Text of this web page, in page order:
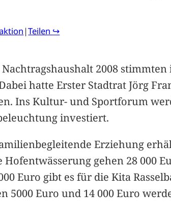
|Teilen ↪
2008
hatte Erster Stadtrat Jörg
Ins Kultur- und Sportforum
investiert.
Erziehung
gehen 28 000
Euro gibt es für die Kita
5000 Euro und 14 000 Euro